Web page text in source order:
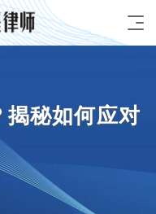
秘如何应对